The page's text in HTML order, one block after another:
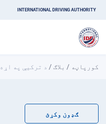
INTERNATIONAL DRIVING AUTHORITY
کورپاڼه / بلاګ/ د ترکیې په اړه ۱۰ په زړه پورې حقایق
ګډون وکړئ